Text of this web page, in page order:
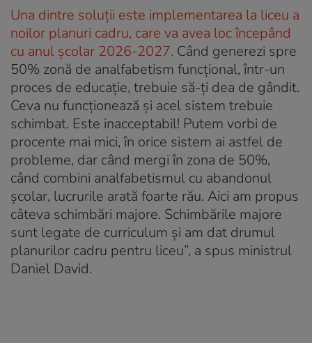
Una dintre soluții este implementarea la liceu a
noilor planuri cadru, care va avea loc începând
cu anul școlar 2026-2027. Când generezi spre
50% zonă de analfabetism funcțional, într-un
proces de educație, trebuie să-ți dea de gândit.
Ceva nu funcționează și acel sistem trebuie
schimbat. Este inacceptabil! Putem vorbi de
procente mai mici, în orice sistem ai astfel de
probleme, dar când mergi în zona de 50%,
când combini analfabetismul cu abandonul
școlar, lucrurile arată foarte rău. Aici am propus
câteva schimbări majore. Schimbările majore
sunt legate de curriculum și am dat drumul
planurilor cadru pentru liceu”, a spus ministrul
Daniel David.